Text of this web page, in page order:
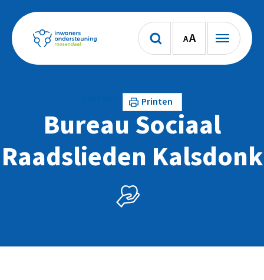
AA
Printen
Bureau Sociaal
Raadslieden Kalsdonk